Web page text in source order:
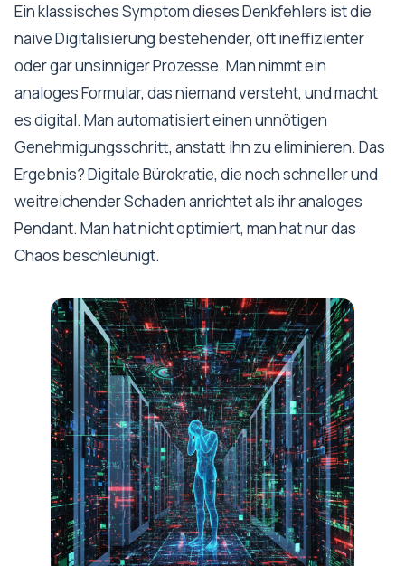
Ein klassisches Symptom dieses Denkfehlers ist die
naive Digitalisierung bestehender, oft ineffizienter
oder gar unsinniger Prozesse. Man nimmt ein
analoges Formular, das niemand versteht, und macht
es digital. Man automatisiert einen unnötigen
Genehmigungsschritt, anstatt ihn zu eliminieren. Das
Ergebnis? Digitale Bürokratie, die noch schneller und
weitreichender Schaden anrichtet als ihr analoges
Pendant. Man hat nicht optimiert, man hat nur das
Chaos beschleunigt.